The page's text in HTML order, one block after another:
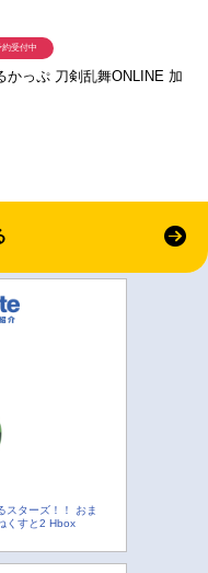
かっぷ 刀剣乱舞ONLINE 加
約受付中
スターズ！！ おま
くすと2 Hbox